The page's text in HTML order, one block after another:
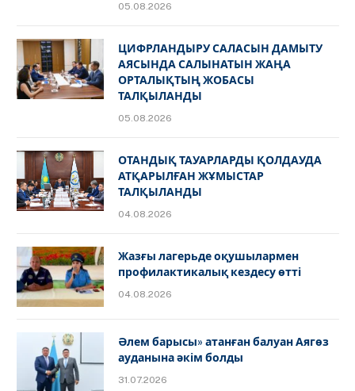
05.08.2026
ЦИФРЛАНДЫРУ САЛАСЫН ДАМЫТУ
АЯСЫНДА САЛЫНАТЫН ЖАҢА
ОРТАЛЫҚТЫҢ ЖОБАСЫ
ТАЛҚЫЛАНДЫ
05.08.2026
ОТАНДЫҚ ТАУАРЛАРДЫ ҚОЛДАУДА
АТҚАРЫЛҒАН ЖҰМЫСТАР
ТАЛҚЫЛАНДЫ
04.08.2026
Жазғы лагерьде оқушылармен
профилактикалық кездесу өтті
04.08.2026
Әлем барысы» атанған балуан Аягөз
ауданына әкім болды
31.07.2026